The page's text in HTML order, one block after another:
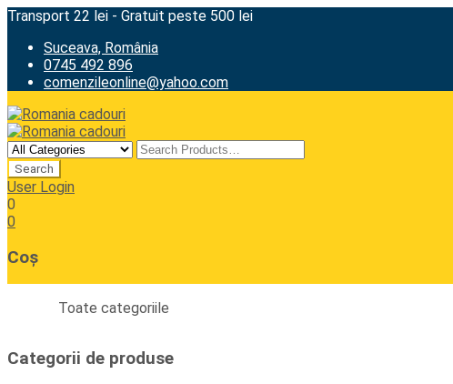
Transport 22 lei - Gratuit peste 500 lei
Suceava, România
0745 492 896
comenzileonline@yahoo.com
User Login
0
0
Coș
Toate categoriile
Categorii de produse